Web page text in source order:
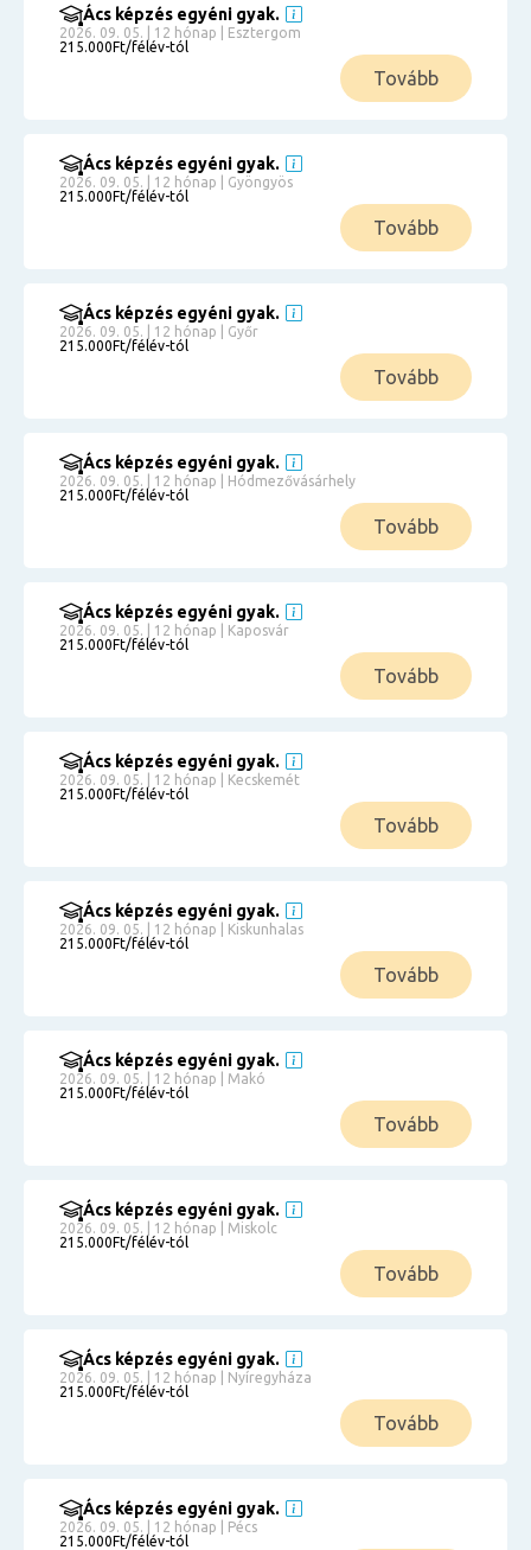
Ács képzés egyéni gyak.
2026. 09. 05. | 12 hónap | Esztergom
215.000Ft/félév-tól
Tovább
Ács képzés egyéni gyak.
2026. 09. 05. | 12 hónap | Gyöngyös
215.000Ft/félév-tól
Tovább
Ács képzés egyéni gyak.
2026. 09. 05. | 12 hónap | Győr
215.000Ft/félév-tól
Tovább
Ács képzés egyéni gyak.
2026. 09. 05. | 12 hónap | Hódmezővásárhely
215.000Ft/félév-tól
Tovább
Ács képzés egyéni gyak.
2026. 09. 05. | 12 hónap | Kaposvár
215.000Ft/félév-tól
Tovább
Ács képzés egyéni gyak.
2026. 09. 05. | 12 hónap | Kecskemét
215.000Ft/félév-tól
Tovább
Ács képzés egyéni gyak.
2026. 09. 05. | 12 hónap | Kiskunhalas
215.000Ft/félév-tól
Tovább
Ács képzés egyéni gyak.
2026. 09. 05. | 12 hónap | Makó
215.000Ft/félév-tól
Tovább
Ács képzés egyéni gyak.
2026. 09. 05. | 12 hónap | Miskolc
215.000Ft/félév-tól
Tovább
Ács képzés egyéni gyak.
2026. 09. 05. | 12 hónap | Nyíregyháza
215.000Ft/félév-tól
Tovább
Ács képzés egyéni gyak.
2026. 09. 05. | 12 hónap | Pécs
215.000Ft/félév-tól